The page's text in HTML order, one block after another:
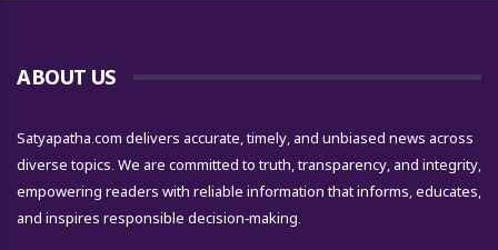
ABOUT US
Satyapatha.com delivers accurate, timely, and unbiased news across
diverse topics. We are committed to truth, transparency, and integrity,
empowering readers with reliable information that informs, educates,
and inspires responsible decision-making.